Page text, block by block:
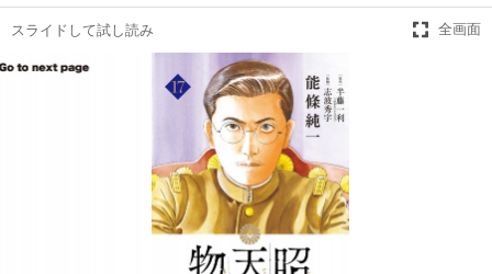
スライドして試し読み 全画面
あらすじを表示する
昭和天皇物語 7
円 (税込)
あらすじを表示する
昭和天皇物語 8
円 (税込)